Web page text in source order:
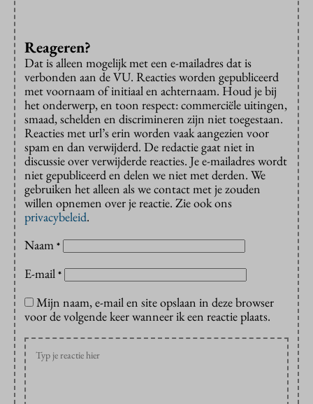
Reageren?
Dat is alleen mogelijk met een e-mailadres dat is
verbonden aan de VU. Reacties worden gepubliceerd
met voornaam of initiaal en achternaam. Houd je bij
het onderwerp, en toon respect: commerciële uitingen,
smaad, schelden en discrimineren zijn niet toegestaan.
Reacties met url’s erin worden vaak aangezien voor
spam en dan verwijderd. De redactie gaat niet in
discussie over verwijderde reacties. Je e-mailadres wordt
niet gepubliceerd en delen we niet met derden. We
gebruiken het alleen als we contact met je zouden
willen opnemen over je reactie. Zie ook ons
privacybeleid.
Naam *
E-mail *
Mijn naam, e-mail en site opslaan in deze browser
voor de volgende keer wanneer ik een reactie plaats.